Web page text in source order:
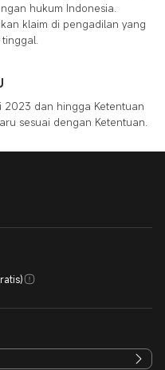
hukum Indonesia.
klaim di pengadilan yang
2023 dan hingga Ketentuan
sesuai dengan Ketentuan.